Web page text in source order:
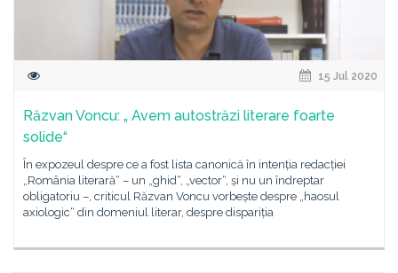
15 Jul 2020
Răzvan Voncu: „ Avem autostrăzi literare foarte
solide“
În expozeul despre ce a fost lista canonică în intenția redacției
„România literară“ – un „ghid“, „vector“, și nu un îndreptar
obligatoriu –, criticul Răzvan Voncu vorbește despre „haosul
axiologic“ din domeniul literar, despre dispariția